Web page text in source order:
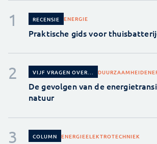
RECENSIE ENERGIE
Praktische gids voor
VIJF VRAGEN OVER... DUURZAAMHEID
De gevolgen van de
natuur
COLUMN ENERGIEELEKTROTECHNIEK